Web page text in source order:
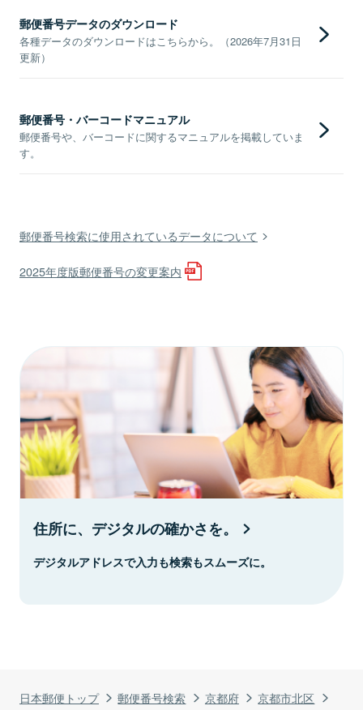
日本郵便トップ 郵便番号検索 京都府
京都市北区
郵便番号データのダウンロード
各種データのダウンロードはこちらから。（2026年7月31日
更新）
郵便番号・バーコードマニュアル
郵便番号や、バーコードに関するマニュアルを掲載していま
す。
郵便番号検索に使用されているデータについて
2025年度版郵便番号の変更案内
住所に、デジタルの確かさを。
デジタルアドレスで入力も検索もスムーズに。